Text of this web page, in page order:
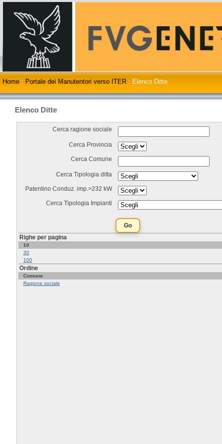
Home : Portale dei Manutentori verso ITER : Elenco Ditte
Elenco Ditte
Cerca ragione sociale
Cerca Provincia
Cerca Comune
Cerca Tipologia ditta
Patentino Conduz. imp.>232 kW
Cerca Tipologia Impianti
Righe per pagina
10
30
100
Ordine
Comune
Ragione sociale